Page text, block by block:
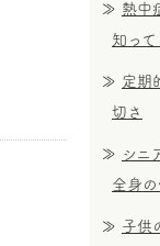
熱中
知って
定期
切さ
シニ
全身
子供